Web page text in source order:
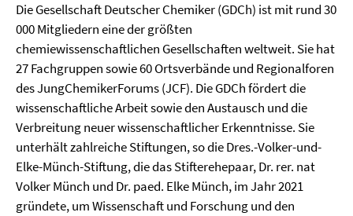
Die Gesellschaft Deutscher Chemiker (GDCh) ist mit rund 30
000 Mitgliedern eine der größten
chemiewissenschaftlichen Gesellschaften weltweit. Sie hat
27 Fachgruppen sowie 60 Ortsverbände und Regionalforen
des JungChemikerForums (JCF). Die GDCh fördert die
wissenschaftliche Arbeit sowie den Austausch und die
Verbreitung neuer wissenschaftlicher Erkenntnisse. Sie
unterhält zahlreiche Stiftungen, so die Dres.-Volker-und-
Elke-Münch-Stiftung, die das Stifterehepaar, Dr. rer. nat
Volker Münch und Dr. paed. Elke Münch, im Jahr 2021
gründete, um Wissenschaft und Forschung und den